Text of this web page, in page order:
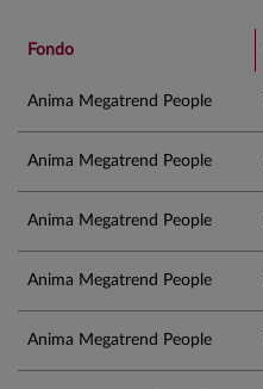
Fondo
Anima Megatrend People
Anima Megatrend People
Anima Megatrend People
Anima Megatrend People
Anima Megatrend People